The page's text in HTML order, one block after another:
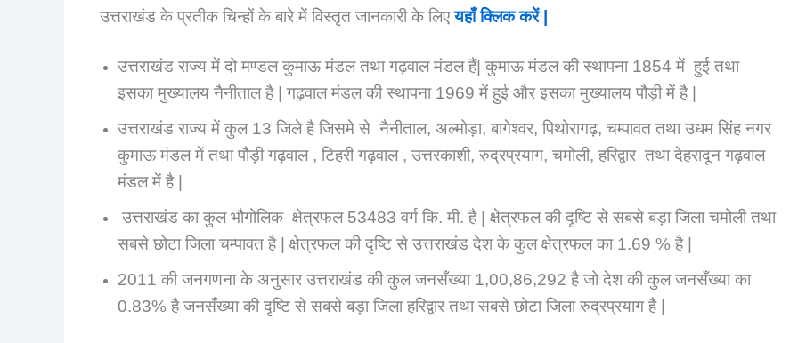
उत्तराखंड के प्रतीक चिन्हों के बारे में विस्तृत जानकारी के लिएयहाँ क्लिक करें |
उत्तराखंड राज्य में दो मण्डल कुमाऊ मंडल तथा गढ़वाल मंडल हैं| कुमाऊ मंडल की स्थापना 1854 में हुई तथा
इसका मुख्यालय नैनीताल है | गढ़वाल मंडल की स्थापना 1969 में हुई और इसका मुख्यालय पौड़ी में है |
उत्तराखंड राज्य में कुल 13 जिले है जिसमे से नैनीताल, अल्मोड़ा, बागेश्वर, पिथोरागढ़, चम्पावत तथा उधम सिंह नगर
कुमाऊ मंडल में तथा पौड़ी गढ़वाल , टिहरी गढ़वाल , उत्तरकाशी, रुद्रप्रयाग, चमोली, हरिद्वार तथा देहरादून गढ़वाल
मंडल में है |
उत्तराखंड का कुल भौगोलिक क्षेत्रफल 53483 वर्ग कि. मी. है | क्षेत्रफल की दृष्टि से सबसे बड़ा जिला चमोली तथा
सबसे छोटा जिला चम्पावत है | क्षेत्रफल की दृष्टि से उत्तराखंड देश के कुल क्षेत्रफल का 1.69 % है |
2011 की जनगणना के अनुसार उत्तराखंड की कुल जनसँख्या 1,00,86,292 है जो देश की कुल जनसँख्या का
0.83% है जनसँख्या की दृष्टि से सबसे बड़ा जिला हरिद्वार तथा सबसे छोटा जिला रुद्रप्रयाग है |